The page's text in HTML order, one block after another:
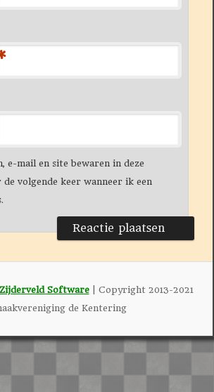
e-mail en site bewaren in deze
volgende keer wanneer ik een
Zijderveld Software| Copyright 2013-2021
de Kentering